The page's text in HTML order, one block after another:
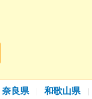
奈良県 和歌山県